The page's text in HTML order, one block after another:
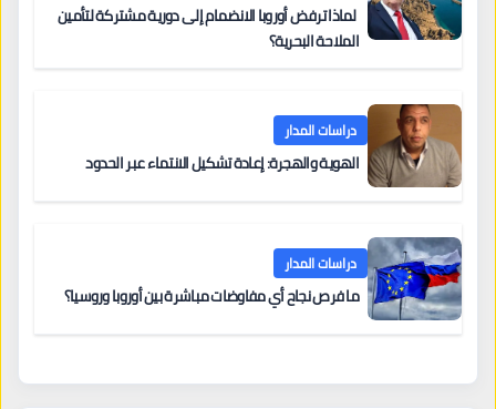
لماذا ترفض أوروبا الانضمام إلى دورية مشتركة لتأمين
الملاحة البحرية؟
دراسات المدار
الهوية والهجرة: إعادة تشكيل الانتماء عبر الحدود
دراسات المدار
ما فرص نجاح أي مفاوضات مباشرة بين أوروبا وروسيا؟